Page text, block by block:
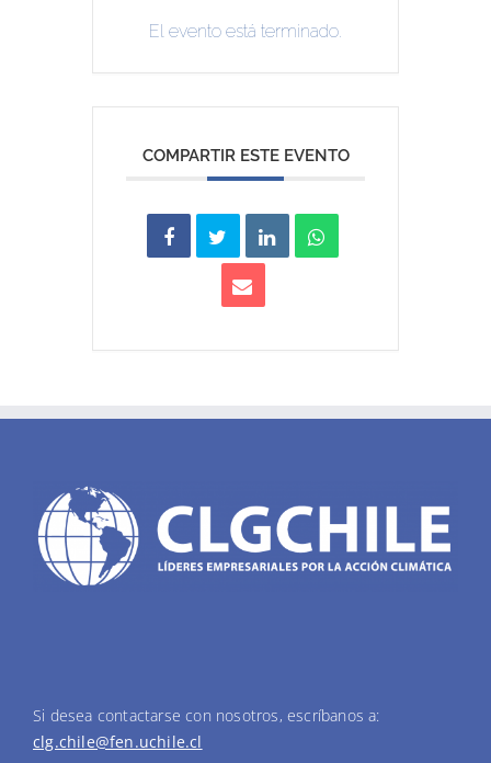
El evento está terminado.
COMPARTIR ESTE EVENTO
Si desea contactarse con nosotros, escríbanos a:
clg.chile@fen.uchile.cl